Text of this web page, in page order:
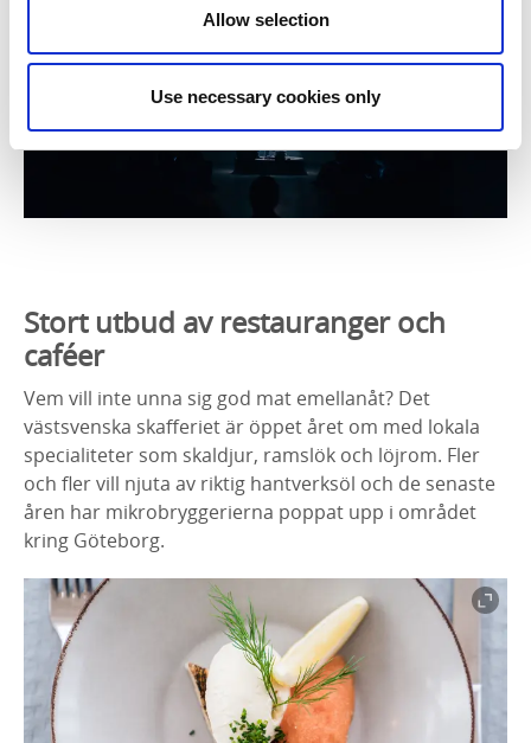
Allow selection
Use necessary cookies only
Stort utbud av restauranger och
caféer
Vem vill inte unna sig god mat emellanåt? Det
västsvenska skafferiet är öppet året om med lokala
specialiteter som skaldjur, ramslök och löjrom. Fler
och fler vill njuta av riktig hantverksöl och de senaste
åren har mikrobryggerierna poppat upp i området
kring Göteborg.